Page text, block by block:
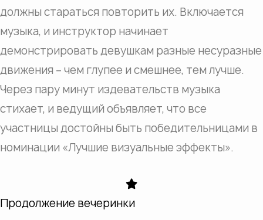
должны стараться повторить их. Включается
музыка, и инструктор начинает
демонстрировать девушкам разные несуразные
движения – чем глупее и смешнее, тем лучше.
Через пару минут издевательств музыка
стихает, и ведущий объявляет, что все
участницы достойны быть победительницами в
номинации «Лучшие визуальные эффекты».
Продолжение вечеринки